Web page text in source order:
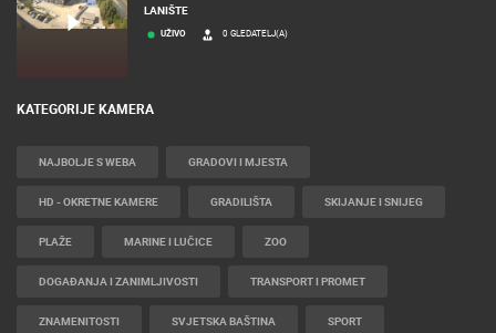
LANIŠTE
UŽIVO 0 GLEDATELJ(A)
KATEGORIJE KAMERA
NAJBOLJE S WEBA GRADOVI I MJESTA
HD - OKRETNE KAMERE GRADILIŠTA SKIJANJE I SNIJEG
PLAŽE MARINE I LUČICE ZOO
DOGAĐANJA I ZANIMLJIVOSTI TRANSPORT I PROMET
ZNAMENITOSTI SVJETSKA BAŠTINA SPORT